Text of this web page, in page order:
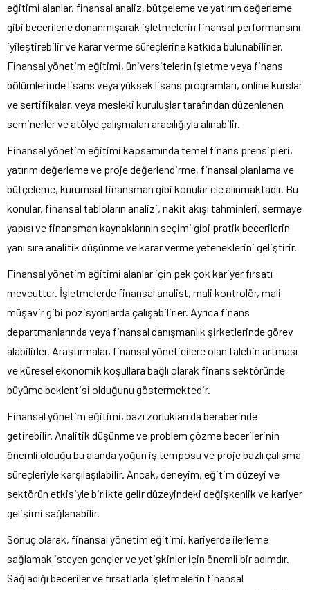
eğitimi alanlar, finansal analiz, bütçeleme ve yatırım değerleme
gibi becerilerle donanmışarak işletmelerin finansal performansını
iyileştirebilir ve karar verme süreçlerine katkıda bulunabilirler.
Finansal yönetim eğitimi, üniversitelerin işletme veya finans
bölümlerinde lisans veya yüksek lisans programları, online kurslar
ve sertifikalar, veya mesleki kuruluşlar tarafından düzenlenen
seminerler ve atölye çalışmaları aracılığıyla alınabilir.
Finansal yönetim eğitimi kapsamında temel finans prensipleri,
yatırım değerleme ve proje değerlendirme, finansal planlama ve
bütçeleme, kurumsal finansman gibi konular ele alınmaktadır. Bu
konular, finansal tabloların analizi, nakit akışı tahminleri, sermaye
yapısı ve finansman kaynaklarının seçimi gibi pratik becerilerin
yanı sıra analitik düşünme ve karar verme yeteneklerini geliştirir.
Finansal yönetim eğitimi alanlar için pek çok kariyer fırsatı
mevcuttur. İşletmelerde finansal analist, mali kontrolör, mali
müşavir gibi pozisyonlarda çalışabilirler. Ayrıca finans
departmanlarında veya finansal danışmanlık şirketlerinde görev
alabilirler. Araştırmalar, finansal yöneticilere olan talebin artması
ve küresel ekonomik koşullara bağlı olarak finans sektöründe
büyüme beklentisi olduğunu göstermektedir.
Finansal yönetim eğitimi, bazı zorlukları da beraberinde
getirebilir. Analitik düşünme ve problem çözme becerilerinin
önemli olduğu bu alanda yoğun iş temposu ve proje bazlı çalışma
süreçleriyle karşılaşılabilir. Ancak, deneyim, eğitim düzeyi ve
sektörün etkisiyle birlikte gelir düzeyindeki değişkenlik ve kariyer
gelişimi sağlanabilir.
Sonuç olarak, finansal yönetim eğitimi, kariyerde ilerleme
sağlamak isteyen gençler ve yetişkinler için önemli bir adımdır.
Sağladığı beceriler ve fırsatlarla işletmelerin finansal